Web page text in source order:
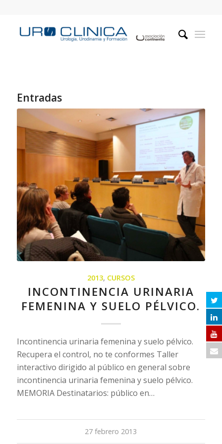
Entradas
2013, CURSOS
INCONTINENCIA URINARIA
FEMENINA Y SUELO PÉLVICO.
Incontinencia urinaria femenina y suelo pélvico.
Recupera el control, no te conformes Taller
interactivo dirigido al público en general sobre
incontinencia urinaria femenina y suelo pélvico.
MEMORIA Destinatarios: público en…
27 febrero 2013